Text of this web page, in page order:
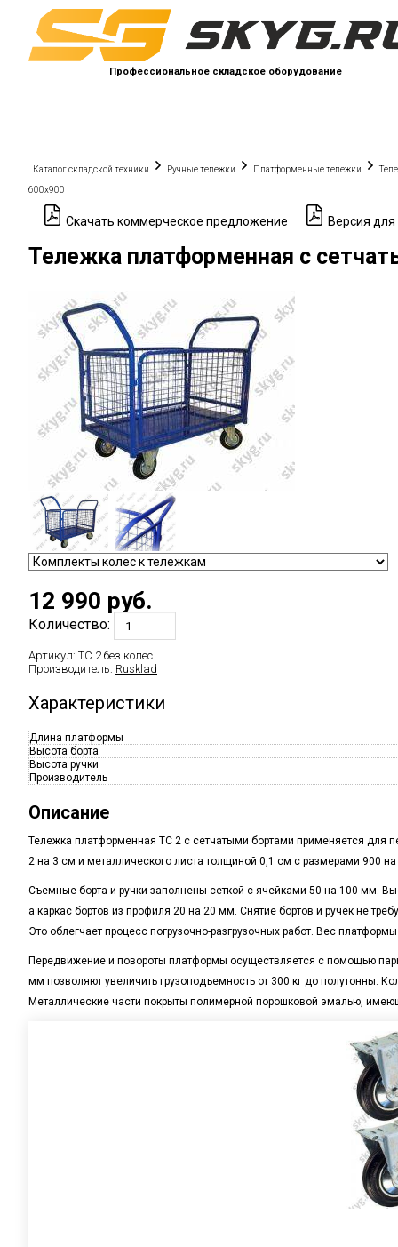
Профессиональное складское оборудование
Каталог складской техники Ручные тележки Платформенные тележки
600х900
Скачать коммерческое предложение Версия
Тележка платформенная с
12 990 руб.
Количество:
Артикул: ТС 2 без колес
Производитель: Rusklad
Характеристики
Длина платформы
Высота борта
Высота ручки
Производитель
Описание
Тележка платформенная ТС 2 с сетчатыми бортами применяется для
2 на 3 см и металлического листа толщиной 0,1 см с размерами 900
Съемные борта и ручки заполнены сеткой с ячейками 50 на 100 мм.
а каркас бортов из профиля 20 на 20 мм. Снятие бортов и ручек не
Это облегчает процесс погрузочно-разгрузочных работ. Вес платформы
Передвижение и повороты платформы осуществляется с помощью
мм позволяют увеличить грузоподъемность от 300 кг до полутонны.
Металлические части покрыты полимерной порошковой эмалью,